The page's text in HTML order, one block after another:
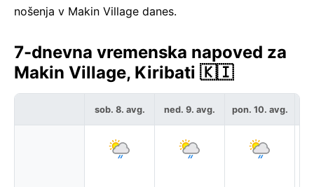
nošenja v Makin Village danes.
7-dnevna vremenska napoved za
Makin Village, Kiribati 🇰🇮
sob. 8. avg. ned. 9. avg. pon. 10. avg.